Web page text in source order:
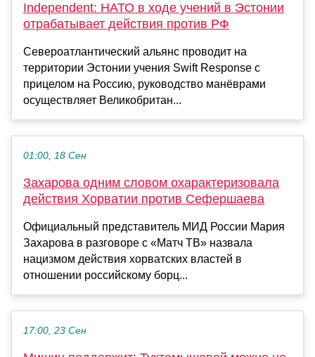
Independent: НАТО в ходе учений в Эстонии
отрабатывает действия против РФ
Североатлантический альянс проводит на
территории Эстонии учения Swift Response с
прицелом на Россию, руководство манёврами
осуществляет Великобритан...
01:00, 18 Сен
Захарова одним словом охарактеризовала
действия Хорватии против Сефершаева
Официальный представитель МИД России Мария
Захарова в разговоре с «Матч ТВ» назвала
нацизмом действия хорватских властей в
отношении российскому борц...
17:00, 23 Сен